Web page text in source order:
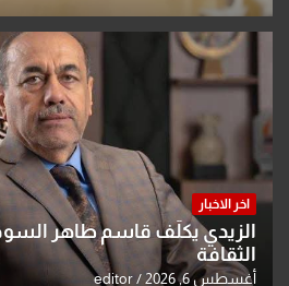
اخر الاخبار
الزيدي يكلّف قاسم طاهر
الثقافة
أغسطس 6, 2026 editor